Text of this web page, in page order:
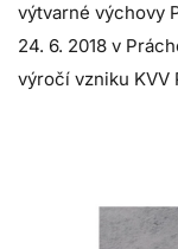
výtvarné výchovy
24. 6. 2018 v
výročí vzniku KVV